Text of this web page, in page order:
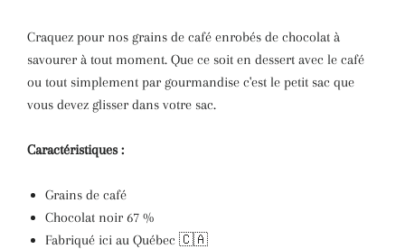
Craquez pour nos grains de café enrobés de chocolat à
savourer à tout moment. Que ce soit en dessert avec le café
ou tout simplement par gourmandise c'est le petit sac que
vous devez glisser dans votre sac.
Caractéristiques :
Grains de café
Chocolat noir 67 %
Fabriqué ici au Québec 🇨🇦